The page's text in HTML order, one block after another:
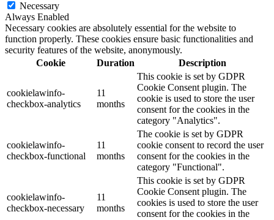
Necessary
Always Enabled
Necessary cookies are absolutely essential for the website to
function properly. These cookies ensure basic functionalities and
security features of the website, anonymously.
Cookie
Duration Description
cookielawinfo-
checkbox-analytics
11
months
This cookie is set by GDPR
Cookie Consent plugin. The
cookie is used to store the user
consent for the cookies in the
category "Analytics".
cookielawinfo-
checkbox-functional
11
months
The cookie is set by GDPR
cookie consent to record the user
consent for the cookies in the
category "Functional".
cookielawinfo-
checkbox-necessary
11
months
This cookie is set by GDPR
Cookie Consent plugin. The
cookies is used to store the user
consent for the cookies in the